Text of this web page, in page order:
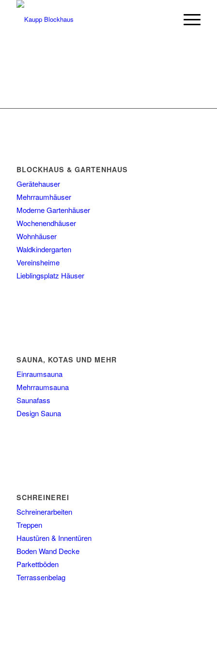
BLOCKHAUS & GARTENHAUS
Gerätehauser
Mehrraumhäuser
Moderne Gartenhäuser
Wochenendhäuser
Wohnhäuser
Waldkindergarten
Vereinsheime
Lieblingsplatz Häuser
SAUNA, KOTAS UND MEHR
Einraumsauna
Mehrraumsauna
Saunafass
Design Sauna
SCHREINEREI
Schreinerarbeiten
Treppen
Haustüren & Innentüren
Boden Wand Decke
Parkettböden
Terrassenbelag